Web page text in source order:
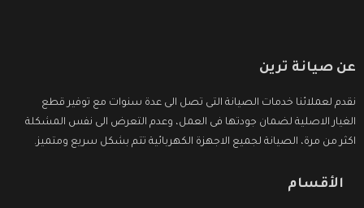
عن صيانة ترين
نقدم لعملائنا خدمات الصيانة التى تصل الى عدة سنوات مع توفير قطع
الغيار الاصلية لضمان جودتها فى العمل، وعدم التعرض الى نفس المشكلة
اكثر من مرة، الصيانة لجميع الاجهزة الكهربائية تتم بشكل سريع ومتميز.
الأقسام